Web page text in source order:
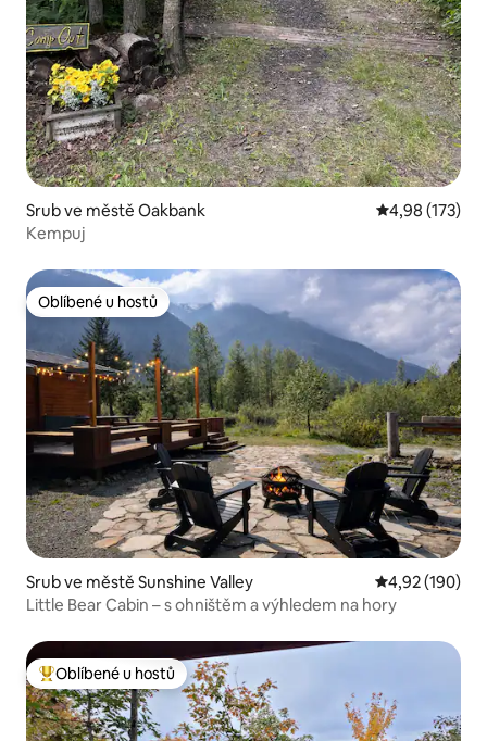
Srub ve městě Oakbank Průměrné
4,98 (173)
Kempuj
Oblíbené u hostů
Oblíbené u hostů
Srub ve městě Sunshine Valley Průměrné
4,92 (190)
Little Bear Cabin – s ohništěm a výhledem na hory
Nejlepší v kategorii Oblíbené u hostů
Oblíbené u hostů